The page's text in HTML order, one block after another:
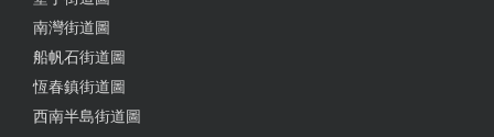
南灣街道圖
船帆石街道圖
恆春鎮街道圖
西南半島街道圖